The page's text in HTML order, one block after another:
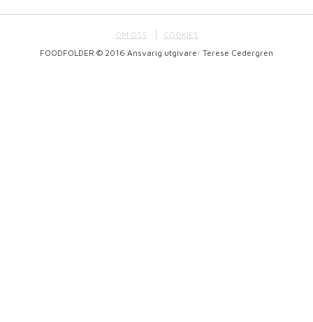
OM OSS
COOKIES
FOODFOLDER © 2016 Ansvarig utgivare: Terese Cedergren